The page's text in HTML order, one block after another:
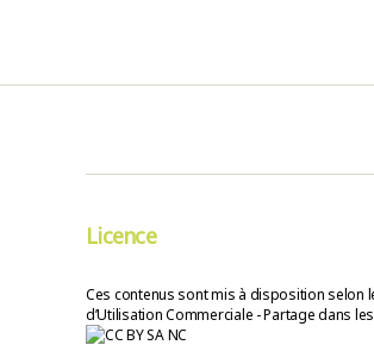
Licence
Ces contenus sont mis à disposition selon
d’Utilisation Commerciale - Partage dans